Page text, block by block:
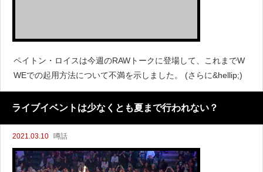
ペイトン・ロイスは今週のRAWトークに登場して、これまでW
WEでの起用方法について不満を示しました。 (さらに&hellip;)
ライブイベントは少なくとも夏まで行われない？
2021.03.10 噂話